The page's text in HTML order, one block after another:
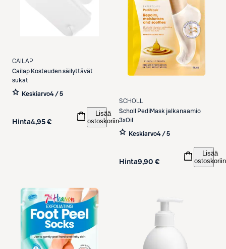
CAILAP
Cailap Kosteuden säilyttävät
sukat
Keskiarvo4 / 5
Hinta4,95 €
Lisää
ostoskoriin
SCHOLL
Scholl
PediMask jalkanaamio
3xOil
Keskiarvo4 / 5
Hinta9,90 €
Lisää
ostoskoriin